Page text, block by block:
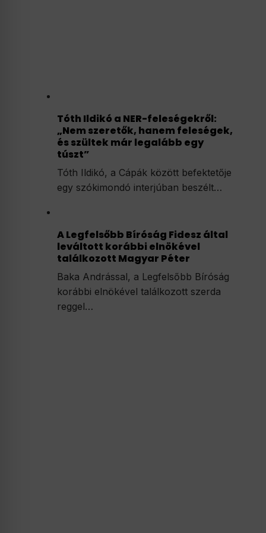
Tóth Ildikó a NER-feleségekről:
„Nem szeretők, hanem feleségek,
és szültek már legalább egy
túszt”
Tóth Ildikó, a Cápák között befektetője
egy szókimondó interjúban beszélt…
A Legfelsőbb Bíróság Fidesz által
leváltott korábbi elnökével
találkozott Magyar Péter
Baka Andrással, a Legfelsőbb Bíróság
korábbi elnökével találkozott szerda
reggel…